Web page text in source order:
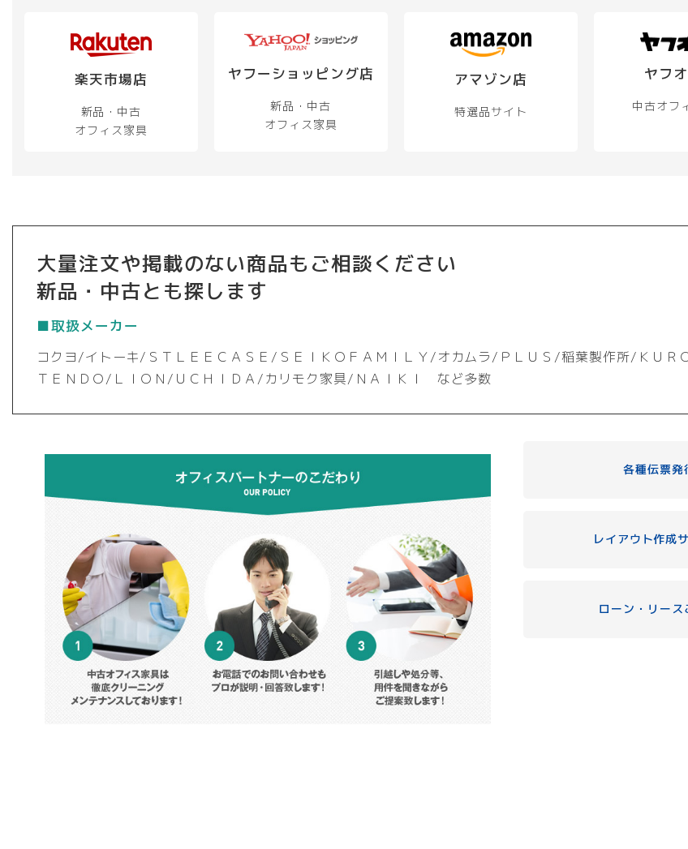
楽天市場店
新品・中古
オフィス家具
ヤフーショッピング店
新品・中古
オフィス家具
アマゾン店
特選品サイト
ヤフ
中古オフ
大量注文や掲載のない商品もご相談ください
新品・中古とも探します
■取扱メーカー
コクヨ/イトーキ/ＳＴＬＥＥＣＡＳＥ/ＳＥＩＫＯＦＡＭＩＬＹ/オカムラ/ＰＬＵＳ/稲葉製作所/ＫＵＲ
ＴＥＮＤＯ/ＬＩＯＮ/ＵＣＨＩＤＡ/カリモク家具/ＮＡＩＫＩ など多数
各種伝票発
レイアウト作成
ローン・リース